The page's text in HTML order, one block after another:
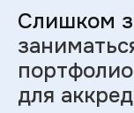
Слишком
для